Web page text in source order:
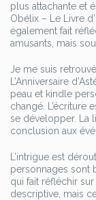
plus attachante et
Obélix – Le Livre
également fait
amusants, mais
Je me suis
L’Anniversaire
peau et kindle
changé. L’écriture
se développer. La
conclusion aux
L’intrigue est
personnages sont
qui fait réfléchir
descriptive, mais